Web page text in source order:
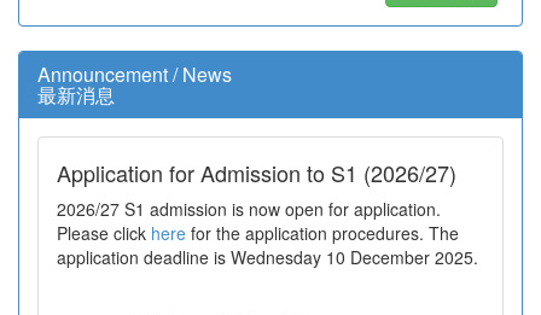
Announcement / News
最新消息
Application for Admission to S1 (2026/27)
2026/27 S1 admission is now open for application.
Please click here for the application procedures. The
application deadline is Wednesday 10 December 2025.